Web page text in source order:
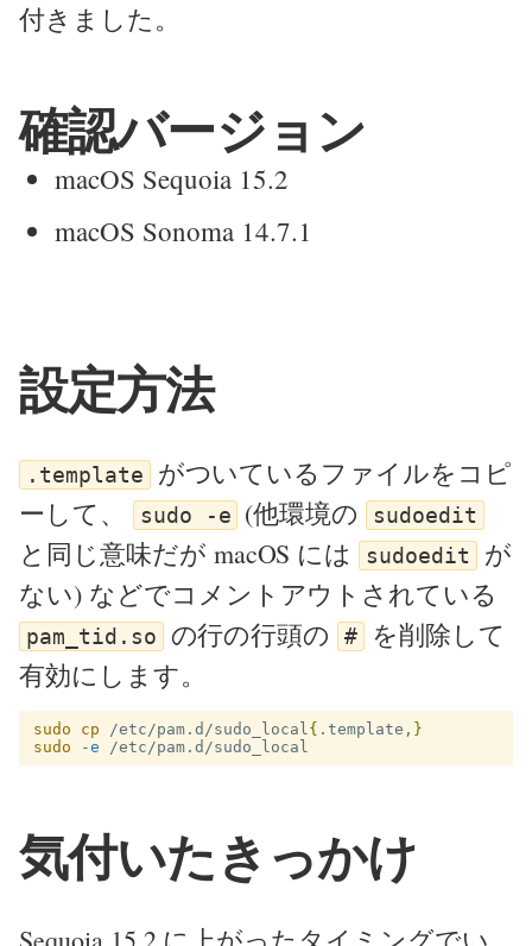
付きました。
確認バージョン
macOS Sequoia 15.2
macOS Sonoma 14.7.1
設定方法
.template がついているファイルをコピ
ーして、
sudo -e (他環境の sudoedit
と同じ意味だが macOS には sudoedit が
ない) などでコメントアウトされている
pam_tid.so の行の行頭の #
を削除して
有効にします。
sudo cp /etc/pam.d/sudo_local{ .template, }
sudo
-e
気付いたきっかけ